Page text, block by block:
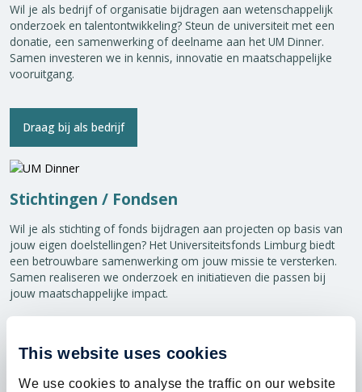
This website uses cookies
We use cookies to analyse the traffic on our website
Wil je als bedrijf of organisatie bijdragen aan wetenschappelijk
onderzoek en talentontwikkeling? Steun de universiteit met een
donatie, een samenwerking of deelname aan het UM Dinner.
Samen investeren we in kennis, innovatie en maatschappelijke
vooruitgang.
Draag bij als bedrijf
Stichtingen / Fondsen
Wil je als stichting of fonds bijdragen aan projecten op basis van
jouw eigen doelstellingen? Het Universiteitsfonds Limburg biedt
een betrouwbare samenwerking om jouw missie te versterken.
Samen realiseren we onderzoek en initiatieven die passen bij
jouw maatschappelijke impact.
Draag bij als stichting of fonds